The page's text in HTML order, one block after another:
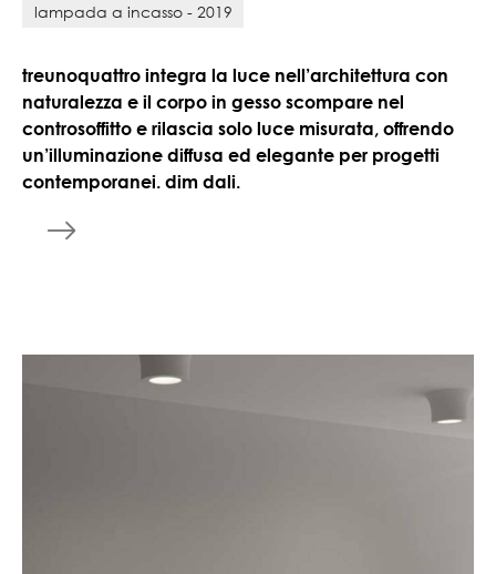
lampada a incasso - 2019
treunoquattro integra la luce nell’architettura con
naturalezza e il corpo in gesso scompare nel
controsoffitto e rilascia solo luce misurata, offrendo
un’illuminazione diffusa ed elegante per progetti
contemporanei. dim dali.